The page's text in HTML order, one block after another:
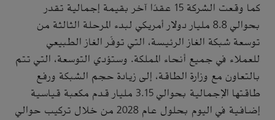
كما وقعت الشركة 15 عقدًا آخر بقيمة إجمالية تقدر
بحوالي 8.8 مليار دولار أمريكي لبدء المرحلة الثالثة من
توسعة شبكة الغاز الرئيسة، التي توفّر الغاز الطبيعي
للعملاء في جميع أنحاء المملكة. وستؤدي التوسعة، التي تتم
بالتعاون مع وزارة الطاقة، إلى زيادة حجم الشبكة ورفع
طاقتها الإجمالية بحوالي 3.15 مليار قدم مكعبة قياسية
إضافية في اليوم بحلول عام 2028 من خلال تركيب حوالي